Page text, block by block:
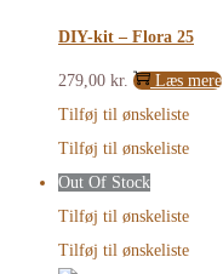
DIY-kit – Flora 25
279,00 kr.
Læs mere
Tilføj til ønskeliste
Tilføj til ønskeliste
Out Of Stock
Tilføj til ønskeliste
Tilføj til ønskeliste